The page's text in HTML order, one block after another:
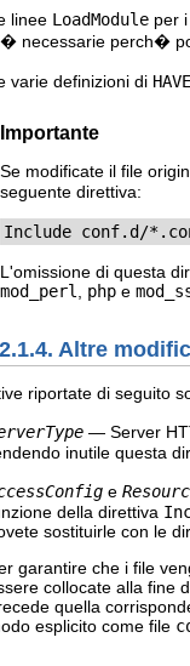
linee LoadModule per
necessarie perch�
varie definizioni di
Importante
Se modificate il file
seguente direttiva:
Include conf.d/
L'omissione di questa
mod_perl
php e
Altre
riportate di seguito
— Server
inutile questa
e
della direttiva
sostituirle con le
garantire che i file
collocate alla fine
quella
esplicito come file